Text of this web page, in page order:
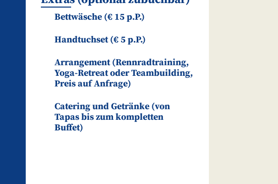
Bettwäsche (€ 15 p.P.)
Handtuchset (€ 5 p.P.)
Arrangement (Rennradtraining,
Yoga-Retreat oder Teambuilding,
Preis auf Anfrage)
Catering und Getränke (von
Tapas bis zum kompletten
Buffet)